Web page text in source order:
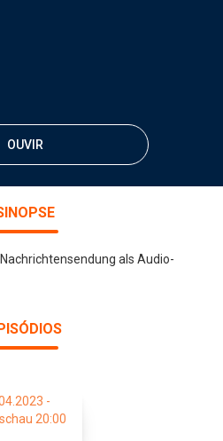
OUVIR
als Audio-